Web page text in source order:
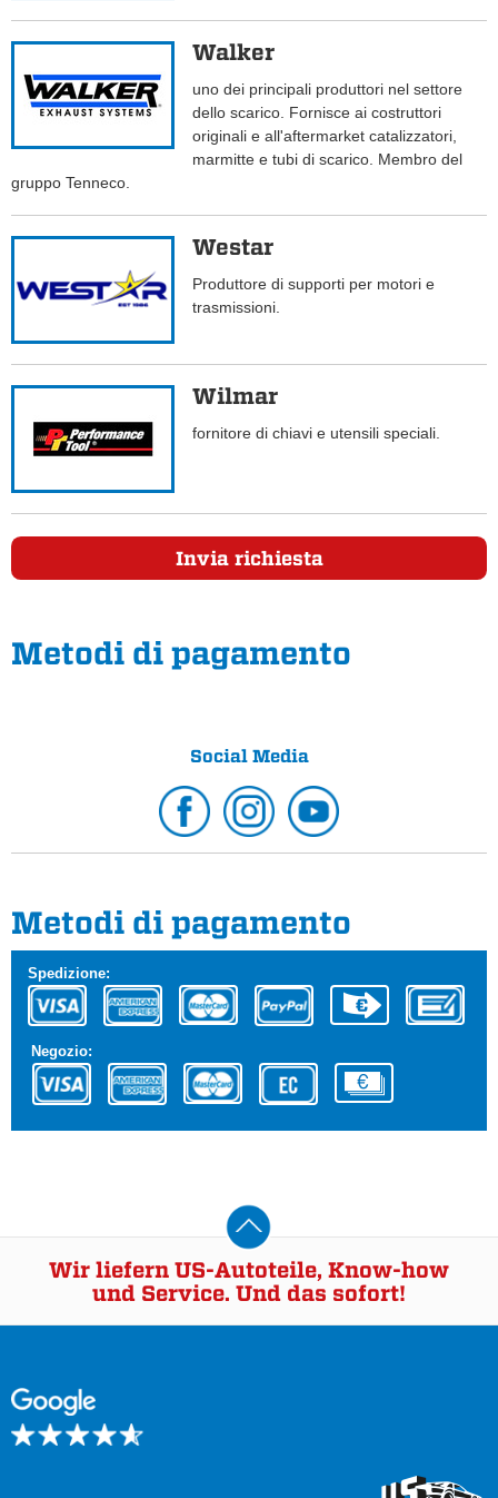
Walker
uno dei principali produttori nel settore
dello scarico. Fornisce ai costruttori
originali e all'aftermarket catalizzatori,
marmitte e tubi di scarico. Membro del
gruppo Tenneco.
Westar
Produttore di supporti per motori e
trasmissioni.
Wilmar
fornitore di chiavi e utensili speciali.
Invia richiesta
Metodi di pagamento
Social Media
Metodi di pagamento
Spedizione:
Negozio:
Wir liefern US-Autoteile, Know-how
und Service. Und das sofort!